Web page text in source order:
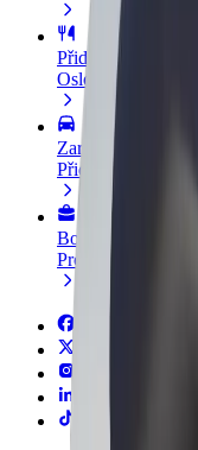
Přidejte restauraci
Oslovte více
Zaregistrujte se
Přidejte svou
Bolt for Business
Produkty a služby